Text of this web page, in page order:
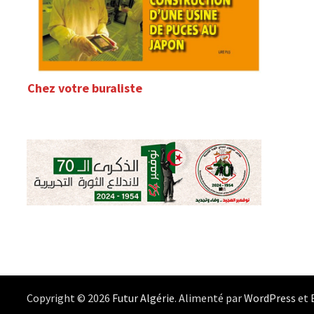
Chez votre buraliste
Copyright © 2026 Futur Algérie. Alimenté parWordPress et